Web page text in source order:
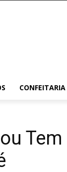
CONFEITARIA
Tem